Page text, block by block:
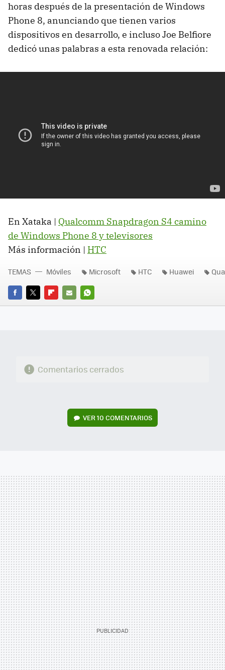
horas después de la presentación de Windows
Phone 8, anunciando que tienen varios
dispositivos en desarrollo, e incluso Joe Belfiore
dedicó unas palabras a esta renovada relación:
En Xataka | Qualcomm Snapdragon S4 camino
de Windows Phone 8 y televisores
Más información | HTC
FACEBOOK
TWITTERFLIPBOARD
E-
WHATSAPP
TEMAS Móviles Microsoft HTC Huawei
Comentarios cerrados
VER10 COMENTARIOS